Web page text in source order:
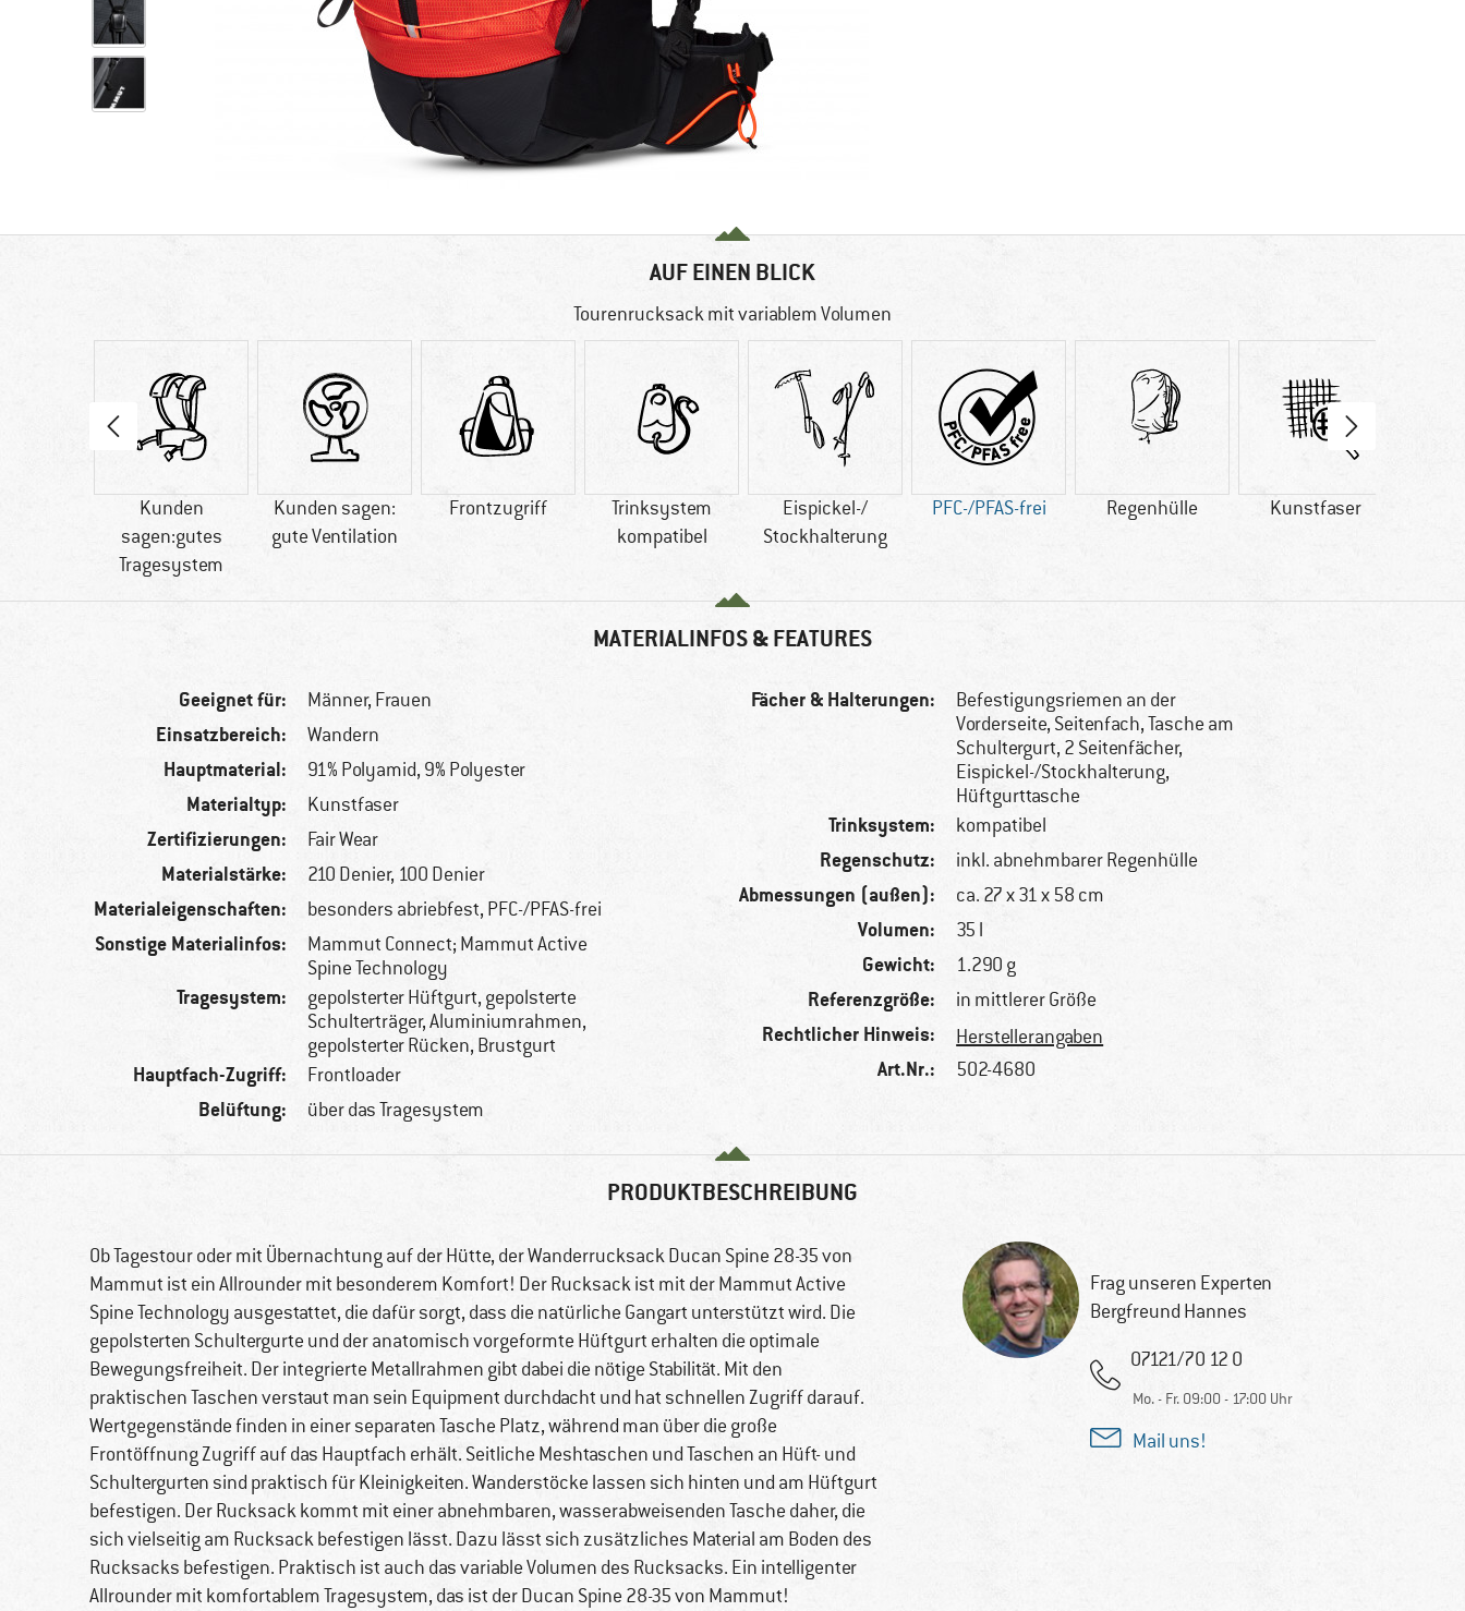
AUF EINEN BLICK
Tourenrucksack mit variablem Volumen
Kunden
sagen:gutes
Tragesystem
Kunden sagen:
gute Ventilation
Frontzugriff
Trinksystem
kompatibel
Eispickel-/
Stockhalterung
PFC-/PFAS-frei Regenhülle Kunstfaser
MATERIALINFOS & FEATURES
Geeignet für: Männer, Frauen
Einsatzbereich: Wandern
Hauptmaterial: 91% Polyamid, 9% Polyester
Materialtyp: Kunstfaser
Zertifizierungen: Fair Wear
Materialstärke: 210 Denier, 100 Denier
Materialeigenschaften: besonders abriebfest, PFC-/PFAS-frei
Sonstige Materialinfos:
Mammut Connect; Mammut Active
Spine Technology
Tragesystem:
gepolsterter Hüftgurt, gepolsterte
Schulterträger, Aluminiumrahmen,
gepolsterter Rücken, Brustgurt
Hauptfach-Zugriff: Frontloader
Belüftung: über das Tragesystem
Fächer & Halterungen:
Befestigungsriemen an der
Vorderseite, Seitenfach, Tasche am
Schultergurt, 2 Seitenfächer,
Eispickel-/Stockhalterung,
Hüftgurttasche
Trinksystem: kompatibel
Regenschutz: inkl. abnehmbarer Regenhülle
Abmessungen (außen): ca. 27 x 31 x 58 cm
Volumen: 35 l
Gewicht: 1.290 g
Referenzgröße: in mittlerer Größe
Rechtlicher Hinweis: Herstellerangaben
Art.Nr.: 502-4680
PRODUKTBESCHREIBUNG
Ob Tagestour oder mit Übernachtung auf der Hütte, der Wanderrucksack Ducan Spine 28-35 von
Mammut ist ein Allrounder mit besonderem Komfort! Der Rucksack ist mit der Mammut Active
Spine Technology ausgestattet, die dafür sorgt, dass die natürliche Gangart unterstützt wird. Die
gepolsterten Schultergurte und der anatomisch vorgeformte Hüftgurt erhalten die optimale
Bewegungsfreiheit. Der integrierte Metallrahmen gibt dabei die nötige Stabilität. Mit den
praktischen Taschen verstaut man sein Equipment durchdacht und hat schnellen Zugriff darauf.
Wertgegenstände finden in einer separaten Tasche Platz, während man über die große
Frontöffnung Zugriff auf das Hauptfach erhält. Seitliche Meshtaschen und Taschen an Hüft- und
Schultergurten sind praktisch für Kleinigkeiten. Wanderstöcke lassen sich hinten und am Hüftgurt
befestigen. Der Rucksack kommt mit einer abnehmbaren, wasserabweisenden Tasche daher, die
sich vielseitig am Rucksack befestigen lässt. Dazu lässt sich zusätzliches Material am Boden des
Rucksacks befestigen. Praktisch ist auch das variable Volumen des Rucksacks. Ein intelligenter
Allrounder mit komfortablem Tragesystem, das ist der Ducan Spine 28-35 von Mammut!
Frag unseren Experten
Bergfreund Hannes
07121/70 12 0
Mo. - Fr. 09:00 - 17:00 Uhr
Mail uns!